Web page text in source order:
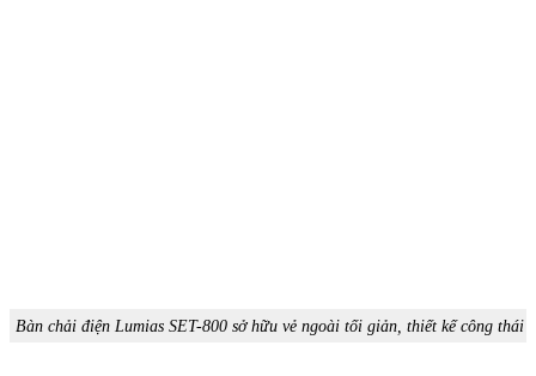
Bàn chải điện Lumias SET-800 sở hữu vẻ ngoài tối giản, thiết kế công thái